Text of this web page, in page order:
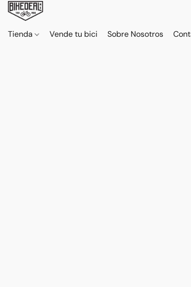
Tienda Vende tu bici Sobre Nosotros